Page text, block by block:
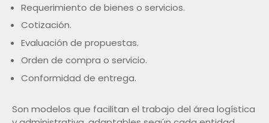
Requerimiento de bienes o servicios.
Cotización.
Evaluación de propuestas.
Orden de compra o servicio.
Conformidad de entrega.
Son modelos que facilitan el trabajo del área logística